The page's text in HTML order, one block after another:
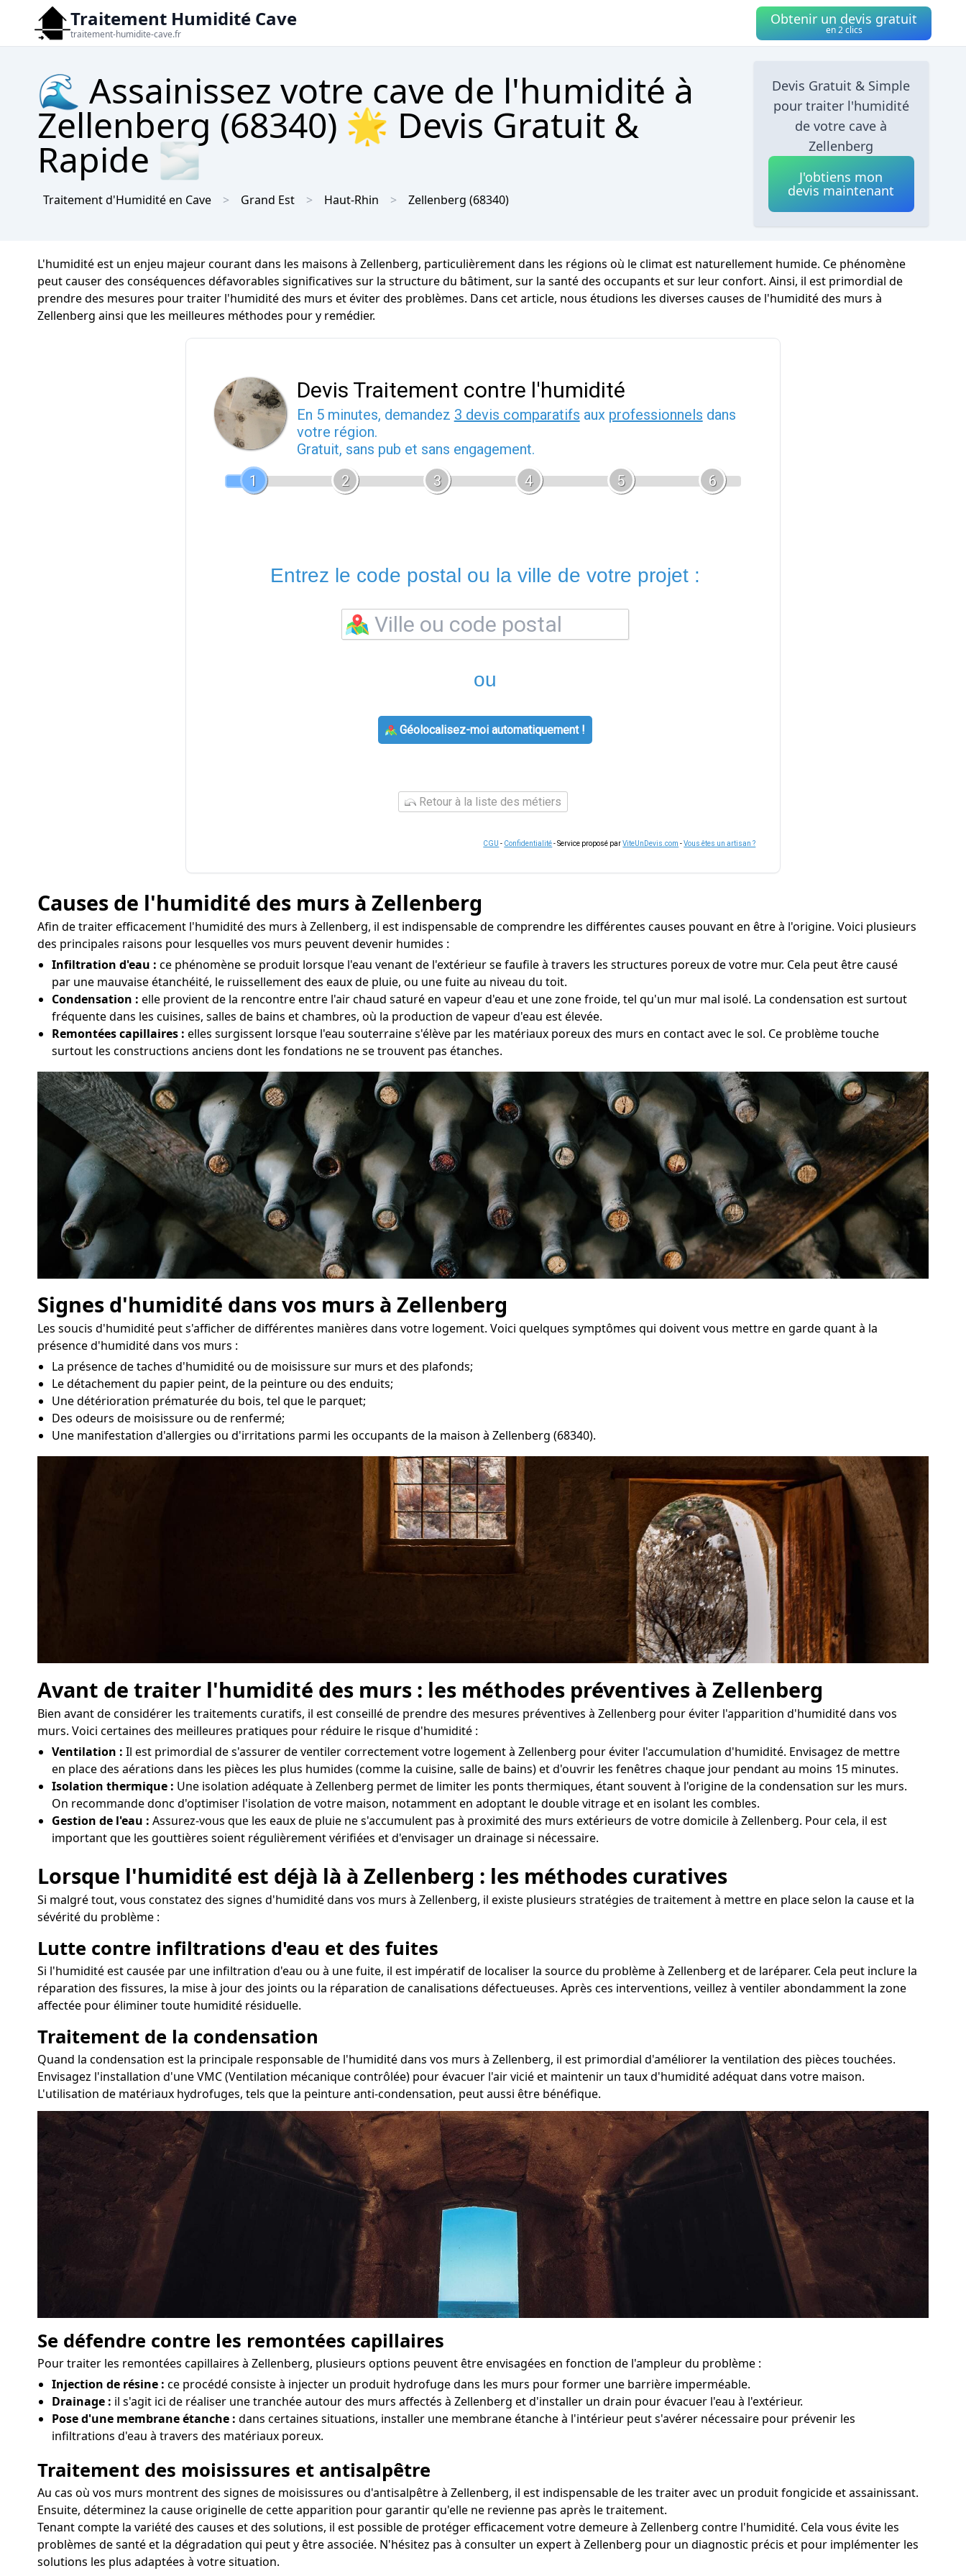
Traitement Humidité Cave
traitement-humidite-cave.fr
Obtenir un devis gratuit
en 2 clics
🌊 Assainissez votre cave de l'humidité à
Zellenberg (68340) 🌟 Devis Gratuit &
Rapide 🌫
Traitement d'Humidité en Cave Grand Est Haut-Rhin Zellenberg (68340)
Devis Gratuit & Simple
pour traiter l'humidité
de votre cave à
Zellenberg
J'obtiens mon
devis maintenant
L'humidité est un enjeu majeur courant dans les maisons à Zellenberg, particulièrement dans les régions où le climat est naturellement humide. Ce phénomène
peut causer des conséquences défavorables significatives sur la structure du bâtiment, sur la santé des occupants et sur leur confort. Ainsi, il est primordial de
prendre des mesures pour traiter l'humidité des murs et éviter des problèmes. Dans cet article, nous étudions les diverses causes de l'humidité des murs à
Zellenberg ainsi que les meilleures méthodes pour y remédier.
Devis Traitement contre l'humidité
En 5 minutes, demandez 3 devis comparatifs aux professionnels dans
votre région.
Gratuit, sans pub et sans engagement.
1
2 3 4 5 6
Entrez le code postal ou la ville de votre projet :
ou
Géolocalisez-moi automatiquement !
Retour à la liste des métiers
CGU - Confidentialité- Service proposé parViteUnDevis.com -Vous êtes un artisan ?
Causes de l'humidité des murs à Zellenberg
Afin de traiter efficacement l'humidité des murs à Zellenberg, il est indispensable de comprendre les différentes causes pouvant en être à l'origine. Voici plusieurs
des principales raisons pour lesquelles vos murs peuvent devenir humides :
Infiltration d'eau : ce phénomène se produit lorsque l'eau venant de l'extérieur se faufile à travers les structures poreux de votre mur. Cela peut être causé
par une mauvaise étanchéité, le ruissellement des eaux de pluie, ou une fuite au niveau du toit.
Condensation : elle provient de la rencontre entre l'air chaud saturé en vapeur d'eau et une zone froide, tel qu'un mur mal isolé. La condensation est surtout
fréquente dans les cuisines, salles de bains et chambres, où la production de vapeur d'eau est élevée.
Remontées capillaires : elles surgissent lorsque l'eau souterraine s'élève par les matériaux poreux des murs en contact avec le sol. Ce problème touche
surtout les constructions anciens dont les fondations ne se trouvent pas étanches.
Signes d'humidité dans vos murs à Zellenberg
Les soucis d'humidité peut s'afficher de différentes manières dans votre logement. Voici quelques symptômes qui doivent vous mettre en garde quant à la
présence d'humidité dans vos murs :
La présence de taches d'humidité ou de moisissure sur murs et des plafonds;
Le détachement du papier peint, de la peinture ou des enduits;
Une détérioration prématurée du bois, tel que le parquet;
Des odeurs de moisissure ou de renfermé;
Une manifestation d'allergies ou d'irritations parmi les occupants de la maison à Zellenberg (68340).
Avant de traiter l'humidité des murs : les méthodes préventives à Zellenberg
Bien avant de considérer les traitements curatifs, il est conseillé de prendre des mesures préventives à Zellenberg pour éviter l'apparition d'humidité dans vos
murs. Voici certaines des meilleures pratiques pour réduire le risque d'humidité :
Ventilation : Il est primordial de s'assurer de ventiler correctement votre logement à Zellenberg pour éviter l'accumulation d'humidité. Envisagez de mettre
en place des aérations dans les pièces les plus humides (comme la cuisine, salle de bains) et d'ouvrir les fenêtres chaque jour pendant au moins 15 minutes.
Isolation thermique : Une isolation adéquate à Zellenberg permet de limiter les ponts thermiques, étant souvent à l'origine de la condensation sur les murs.
On recommande donc d'optimiser l'isolation de votre maison, notamment en adoptant le double vitrage et en isolant les combles.
Gestion de l'eau : Assurez-vous que les eaux de pluie ne s'accumulent pas à proximité des murs extérieurs de votre domicile à Zellenberg. Pour cela, il est
important que les gouttières soient régulièrement vérifiées et d'envisager un drainage si nécessaire.
Lorsque l'humidité est déjà là à Zellenberg : les méthodes curatives
Si malgré tout, vous constatez des signes d'humidité dans vos murs à Zellenberg, il existe plusieurs stratégies de traitement à mettre en place selon la cause et la
sévérité du problème :
Lutte contre infiltrations d'eau et des fuites
Si l'humidité est causée par une infiltration d'eau ou à une fuite, il est impératif de localiser la source du problème à Zellenberg et de laréparer. Cela peut inclure la
réparation des fissures, la mise à jour des joints ou la réparation de canalisations défectueuses. Après ces interventions, veillez à ventiler abondamment la zone
affectée pour éliminer toute humidité résiduelle.
Traitement de la condensation
Quand la condensation est la principale responsable de l'humidité dans vos murs à Zellenberg, il est primordial d'améliorer la ventilation des pièces touchées.
Envisagez l'installation d'une VMC (Ventilation mécanique contrôlée) pour évacuer l'air vicié et maintenir un taux d'humidité adéquat dans votre maison.
L'utilisation de matériaux hydrofuges, tels que la peinture anti-condensation, peut aussi être bénéfique.
Se défendre contre les remontées capillaires
Pour traiter les remontées capillaires à Zellenberg, plusieurs options peuvent être envisagées en fonction de l'ampleur du problème :
Injection de résine : ce procédé consiste à injecter un produit hydrofuge dans les murs pour former une barrière imperméable.
Drainage : il s'agit ici de réaliser une tranchée autour des murs affectés à Zellenberg et d'installer un drain pour évacuer l'eau à l'extérieur.
Pose d'une membrane étanche : dans certaines situations, installer une membrane étanche à l'intérieur peut s'avérer nécessaire pour prévenir les
infiltrations d'eau à travers des matériaux poreux.
Traitement des moisissures et antisalpêtre
Au cas où vos murs montrent des signes de moisissures ou d'antisalpêtre à Zellenberg, il est indispensable de les traiter avec un produit fongicide et assainissant.
Ensuite, déterminez la cause originelle de cette apparition pour garantir qu'elle ne revienne pas après le traitement.
Tenant compte la variété des causes et des solutions, il est possible de protéger efficacement votre demeure à Zellenberg contre l'humidité. Cela vous évite les
problèmes de santé et la dégradation qui peut y être associée. N'hésitez pas à consulter un expert à Zellenberg pour un diagnostic précis et pour implémenter les
solutions les plus adaptées à votre situation.